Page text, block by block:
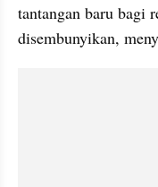
tantangan baru bagi
disembunyikan,